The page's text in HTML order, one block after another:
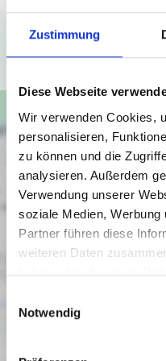
Zustimmung
Diese Webseite
Wir verwenden Cookies,
personalisieren,
zu können und die
analysieren. Außerdem
Verwendung unserer
soziale Medien, Werbung
Partner führen diese
weiteren Daten
haben oder die sie im
Notwendig
(https://
Ich bin